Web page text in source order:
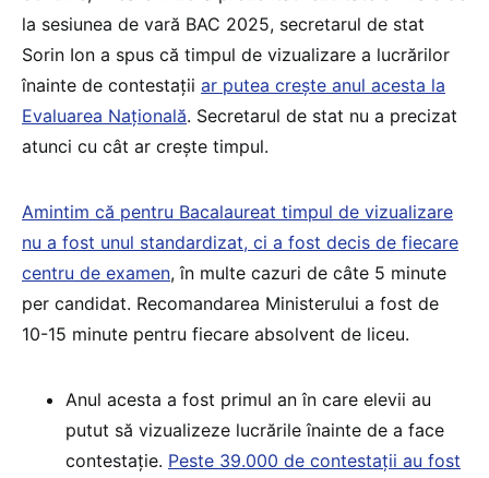
la sesiunea de vară BAC 2025, secretarul de stat
Sorin Ion a spus că timpul de vizualizare a lucrărilor
înainte de contestații ar putea crește anul acesta la
Evaluarea Națională. Secretarul de stat nu a precizat
atunci cu cât ar crește timpul.
Amintim că pentru Bacalaureat timpul de vizualizare
nu a fost unul standardizat, ci a fost decis de fiecare
centru de examen, în multe cazuri de câte 5 minute
per candidat. Recomandarea Ministerului a fost de
10-15 minute pentru fiecare absolvent de liceu.
Anul acesta a fost primul an în care elevii au
putut să vizualizeze lucrările înainte de a face
contestație. Peste 39.000 de contestații au fost